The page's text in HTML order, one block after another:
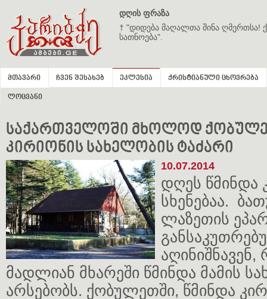
დღის ფრაზა
† "დიდება მაღალთა შინა ღმერთსა!
სათნოება".
მთავარი ჩვენ შესახებ ეკლესია ქრისტიანული ცხოვრება
ლოცვანი
საქართველოში მხოლოდ
კირიონის სახელობის ტაძარი
10.07.2014
დღეს წმინდა
სხენებაა.
ლაზეთის
აღინიშნავენ,
მადლიან მხარეში წმინდა მამის
არსებობს. ქობულეთში, წმინდა